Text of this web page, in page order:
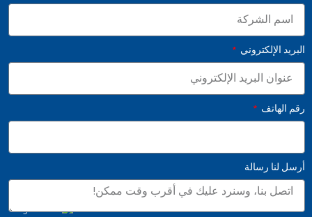
البريد الإلكتروني
رقم الهاتف
أرسل لنا رسالة